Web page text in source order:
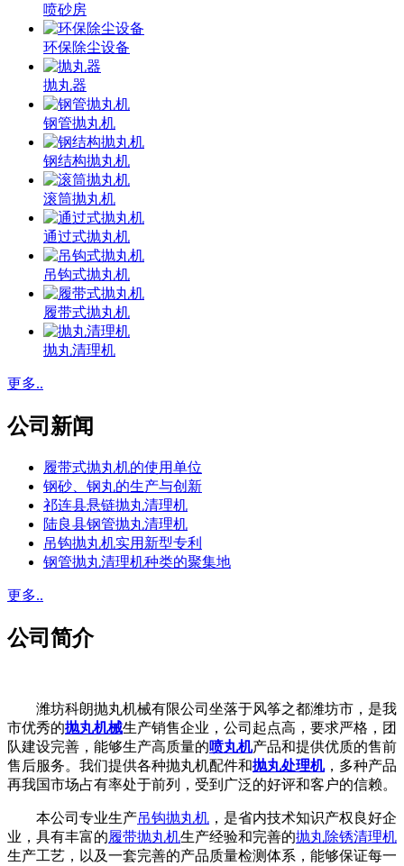
喷砂房
环保除尘设备
抛丸器
钢管抛丸机
钢结构抛丸机
滚筒抛丸机
通过式抛丸机
吊钩式抛丸机
履带式抛丸机
抛丸清理机
更多..
公司新闻
履带式抛丸机的使用单位
钢砂、钢丸的生产与创新
祁连县悬链抛丸清理机
陆良县钢管抛丸清理机
吊钩抛丸机实用新型专利
钢管抛丸清理机种类的聚集地
更多..
公司简介
潍坊科朗抛丸机械有限公司坐落于风筝之都潍坊市，是我
市优秀的抛丸机械生产销售企业，公司起点高，要求严格，团
队建设完善，能够生产高质量的喷丸机产品和提供优质的售前
售后服务。我们提供各种抛丸机配件和抛丸处理机，多种产品
再我国市场占有率处于前列，受到广泛的好评和客户的信赖。
本公司专业生产吊钩抛丸机 ，是省内技术知识产权良好企
业，具有丰富的履带抛丸机生产经验和完善的抛丸除锈清理机
生产工艺，以及一套完善的产品质量检测体系，能够保证每一